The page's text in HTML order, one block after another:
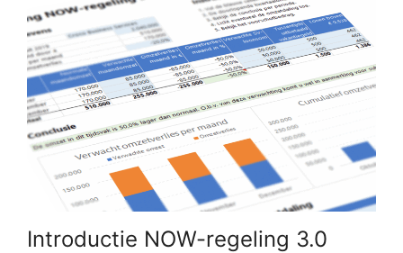
Introductie NOW-regeling 3.0